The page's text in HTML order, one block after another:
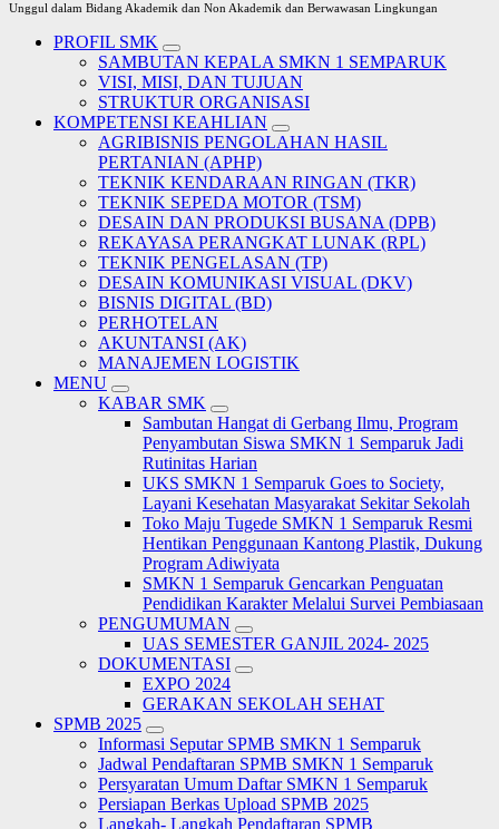
Unggul dalam Bidang Akademik dan Non Akademik dan Berwawasan Lingkungan
PROFIL SMK
SAMBUTAN KEPALA SMKN 1 SEMPARUK
VISI, MISI, DAN TUJUAN
STRUKTUR ORGANISASI
KOMPETENSI KEAHLIAN
AGRIBISNIS PENGOLAHAN HASIL
PERTANIAN (APHP)
TEKNIK KENDARAAN RINGAN (TKR)
TEKNIK SEPEDA MOTOR (TSM)
DESAIN DAN PRODUKSI BUSANA (DPB)
REKAYASA PERANGKAT LUNAK (RPL)
TEKNIK PENGELASAN (TP)
DESAIN KOMUNIKASI VISUAL (DKV)
BISNIS DIGITAL (BD)
PERHOTELAN
AKUNTANSI (AK)
MANAJEMEN LOGISTIK
MENU
KABAR SMK
Sambutan Hangat di Gerbang Ilmu, Program
Penyambutan Siswa SMKN 1 Semparuk Jadi
Rutinitas Harian
UKS SMKN 1 Semparuk Goes to Society,
Layani Kesehatan Masyarakat Sekitar Sekolah
Toko Maju Tugede SMKN 1 Semparuk Resmi
Hentikan Penggunaan Kantong Plastik, Dukung
Program Adiwiyata
SMKN 1 Semparuk Gencarkan Penguatan
Pendidikan Karakter Melalui Survei Pembiasaan
PENGUMUMAN
UAS SEMESTER GANJIL 2024- 2025
DOKUMENTASI
EXPO 2024
GERAKAN SEKOLAH SEHAT
SPMB 2025
Informasi Seputar SPMB SMKN 1 Semparuk
Jadwal Pendaftaran SPMB SMKN 1 Semparuk
Persyaratan Umum Daftar SMKN 1 Semparuk
Persiapan Berkas Upload SPMB 2025
Langkah- Langkah Pendaftaran SPMB